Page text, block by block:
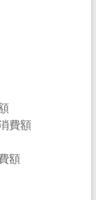
費額
額